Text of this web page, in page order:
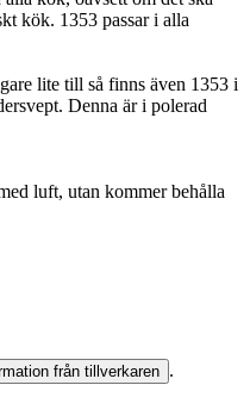
kök. 1353 passar i alla
lite till så finns även 1353 i
Denna är i polerad
luft, utan kommer behålla
från tillverkaren .